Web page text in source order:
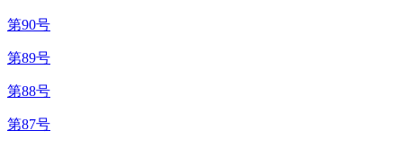
第90号
第89号
第88号
第87号